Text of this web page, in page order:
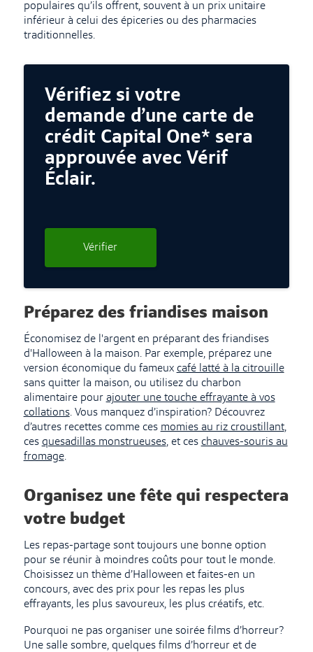
populaires qu’ils offrent, souvent à un prix unitaire
inférieur à celui des épiceries ou des pharmacies
traditionnelles.
Vérifiez si votre
demande d’une carte de
crédit Capital One* sera
approuvée avec Vérif
Éclair.
Vérifier
Préparez des friandises maison
Économisez de l'argent en préparant des friandises
d'Halloween à la maison. Par exemple, préparez une
version économique du fameux café latté à la citrouille
sans quitter la maison, ou utilisez du charbon
alimentaire pour ajouter une touche effrayante à vos
collations. Vous manquez d’inspiration? Découvrez
d’autres recettes comme ces momies au riz croustillant,
ces quesadillas monstrueuses, et ces chauves-souris au
fromage.
Organisez une fête qui respectera
votre budget
Les repas-partage sont toujours une bonne option
pour se réunir à moindres coûts pour tout le monde.
Choisissez un thème d’Halloween et faites-en un
concours, avec des prix pour les repas les plus
effrayants, les plus savoureux, les plus créatifs, etc.
Pourquoi ne pas organiser une soirée films d’horreur?
Une salle sombre, quelques films d’horreur et de